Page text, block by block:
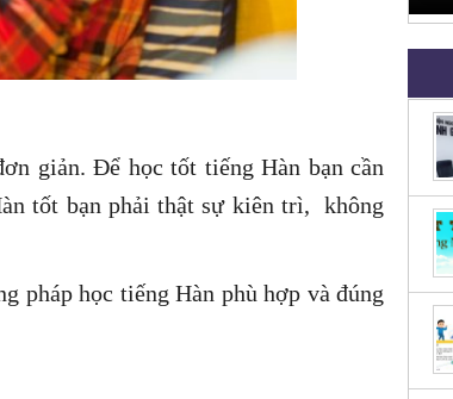
giản. Để học tốt tiếng Hàn bạn cần
tốt bạn phải thật sự kiên trì, không
pháp học tiếng Hàn phù hợp và đúng